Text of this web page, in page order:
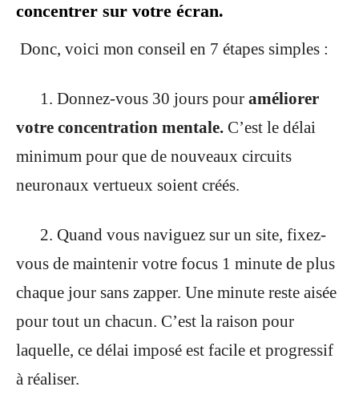
concentrer sur votre écran.
Donc, voici mon conseil en 7 étapes simples :
1. Donnez-vous 30 jours pour améliorer
votre concentration mentale. C’est le délai
minimum pour que de nouveaux circuits
neuronaux vertueux soient créés.
2. Quand vous naviguez sur un site, fixez-
vous de maintenir votre focus 1 minute de plus
chaque jour sans zapper. Une minute reste aisée
pour tout un chacun. C’est la raison pour
laquelle, ce délai imposé est facile et progressif
à réaliser.